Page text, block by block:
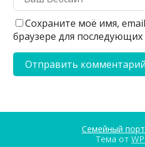
Сохраните моё имя,
браузере для
Семейный
Тема от